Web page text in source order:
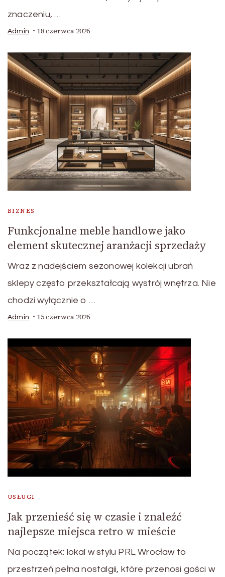
znaczeniu, …
Admin 18 czerwca 2026
BIZNES
Funkcjonalne meble handlowe jako
element skutecznej aranżacji sprzedaży
Wraz z nadejściem sezonowej kolekcji ubrań
sklepy często przekształcają wystrój wnętrza. Nie
chodzi wyłącznie o …
Admin 15 czerwca 2026
USŁUGI
Jak przenieść się w czasie i znaleźć
najlepsze miejsca retro w mieście
Na początek: lokal w stylu PRL Wrocław to
przestrzeń pełna nostalgii, które przenosi gości w